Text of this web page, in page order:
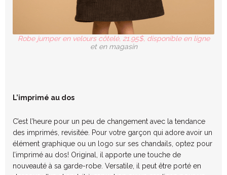
Robe jumper en velours côtelé, 21.95$, disponible en ligne
et en magasin
L’imprimé au dos
C’est l’heure pour un peu de changement avec la tendance
des imprimés, revisitée. Pour votre garçon qui adore avoir un
élément graphique ou un logo sur ses chandails , optez pour
l’imprimé au dos! Original, il apporte une touche de
nouveauté à sa garde-robe. Versatile, il peut être porté en